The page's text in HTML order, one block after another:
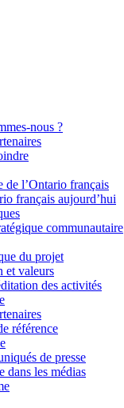
nous ?
de l’Ontario français
français aujourd’hui
communautaire
du projet
et valeurs
des activités
référence
de presse
dans les médias